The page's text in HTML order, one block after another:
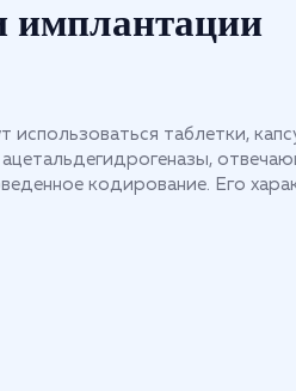
имплантации
таблетки,
кодирование. Его